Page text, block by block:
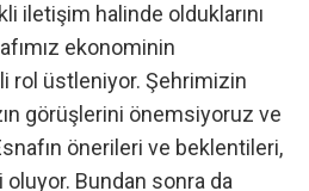
iletişim halinde olduklarını
ekonominin
rol üstleniyor. Şehrimizin
görüşlerini önemsiyoruz ve
önerileri ve beklentileri,
Bundan sonra da